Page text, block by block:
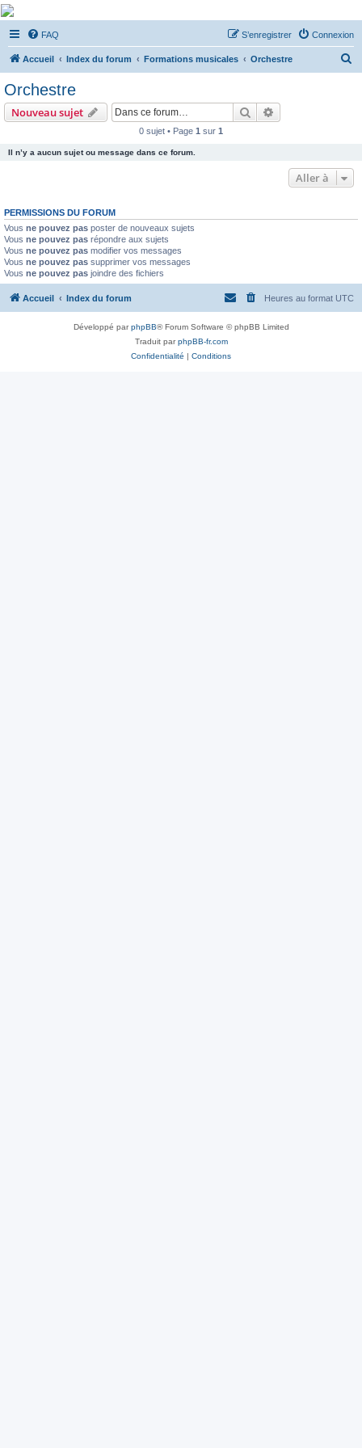
De Musicae Militari -
Forums
Forums de discussions
FAQ Connexion
S’enregistrer
Accueil Index du forum Formations musicales Orchestre
Orchestre
Nouveau sujet Rechercher
0 sujet • Page 1 sur 1
Il n’y a aucun sujet ou message dans ce forum.
Aller à
PERMISSIONS DU FORUM
Vous ne pouvez pas poster de nouveaux sujets
Vous ne pouvez pas répondre aux sujets
Vous ne pouvez pas modifier vos messages
Vous ne pouvez pas supprimer vos messages
Vous ne pouvez pas joindre des fichiers
Accueil Index du forum Heures au format UTC
Développé parphpBB® Forum Software © phpBB Limited
Traduit parphpBB-fr.com
Confidentialité | Conditions